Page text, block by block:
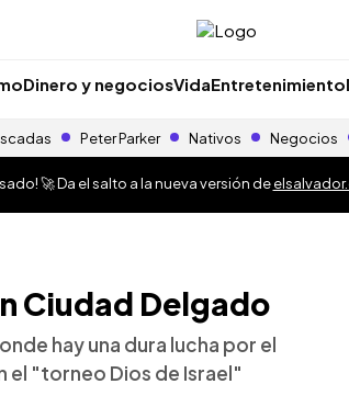
Dinero y negociosVidaEntretenimiento
Peter Parker Nativos Negocios
🚀 Da el salto a la nueva versión de
Ciudad Delgado
hay una dura lucha por el
el "torneo Dios de Israel"